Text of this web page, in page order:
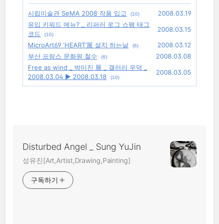
시립미술관 SeMA 2008 작품 입고 (10)
2008.03.19
유입 키워드 메뉴? _ 리퍼러 로그 스팸 태그
코드
(10)
2008.03.15
MicroArt69 ‘HEART’展 설치 하는날
(6)
2008.03.12
부산 프랑스 문화원 철수
(6)
2008.03.08
Free as wind _ 박미진 展 _ 갤러리 우덕 _
2008.03.04 ▶ 2008.03.18
(10)
2008.03.05
Disturbed Angel _ Sung YuJin
성유진[Art,Artist,Drawing,Painting]
구독하기